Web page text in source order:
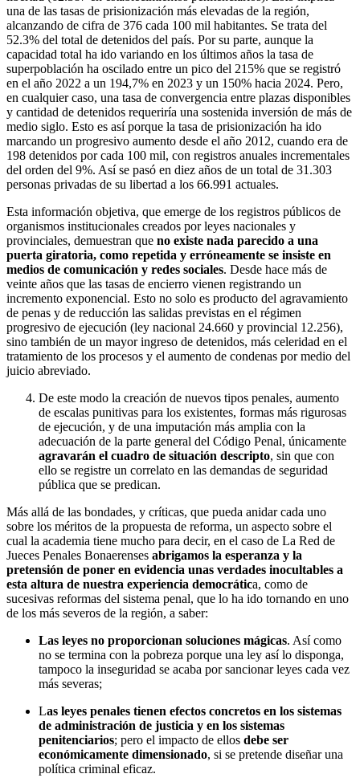
una de las tasas de prisionización más elevadas de la región,
alcanzando de cifra de 376 cada 100 mil habitantes. Se trata del
52.3% del total de detenidos del país. Por su parte, aunque la
capacidad total ha ido variando en los últimos años la tasa de
superpoblación ha oscilado entre un pico del 215% que se registró
en el año 2022 a un 194,7% en 2023 y un 150% hacia 2024. Pero,
en cualquier caso, una tasa de convergencia entre plazas disponibles
y cantidad de detenidos requeriría una sostenida inversión de más de
medio siglo. Esto es así porque la tasa de prisionización ha ido
marcando un progresivo aumento desde el año 2012, cuando era de
198 detenidos por cada 100 mil, con registros anuales incrementales
del orden del 9%. Así se pasó en diez años de un total de 31.303
personas privadas de su libertad a los 66.991 actuales.
Esta información objetiva, que emerge de los registros públicos de
organismos institucionales creados por leyes nacionales y
provinciales, demuestran que no existe nada parecido a una
puerta giratoria, como repetida y erróneamente se insiste en
medios de comunicación y redes sociales. Desde hace más de
veinte años que las tasas de encierro vienen registrando un
incremento exponencial. Esto no solo es producto del agravamiento
de penas y de reducción las salidas previstas en el régimen
progresivo de ejecución (ley nacional 24.660 y provincial 12.256),
sino también de un mayor ingreso de detenidos, más celeridad en el
tratamiento de los procesos y el aumento de condenas por medio del
juicio abreviado.
De este modo la creación de nuevos tipos penales, aumento
de escalas punitivas para los existentes, formas más rigurosas
de ejecución, y de una imputación más amplia con la
adecuación de la parte general del Código Penal, únicamente
agravarán el cuadro de situación descripto, sin que con
ello se registre un correlato en las demandas de seguridad
pública que se predican.
Más allá de las bondades, y críticas, que pueda anidar cada uno
sobre los méritos de la propuesta de reforma, un aspecto sobre el
cual la academia tiene mucho para decir, en el caso de La Red de
Jueces Penales Bonaerenses abrigamos la esperanza y la
pretensión de poner en evidencia unas verdades inocultables a
esta altura de nuestra experiencia democrática, como de
sucesivas reformas del sistema penal, que lo ha ido tornando en uno
de los más severos de la región, a saber:
Las leyes no proporcionan soluciones mágicas. Así como
no se termina con la pobreza porque una ley así lo disponga,
tampoco la inseguridad se acaba por sancionar leyes cada vez
más severas;
Las leyes penales tienen efectos concretos en los sistemas
de administración de justicia y en los sistemas
penitenciarios; pero el impacto de ellos debe ser
económicamente dimensionado, si se pretende diseñar una
política criminal eficaz.